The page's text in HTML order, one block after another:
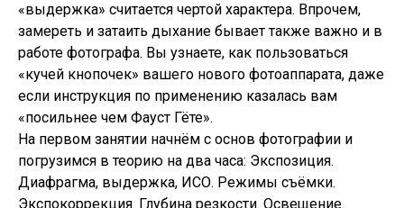
«выдержка» считается чертой характера. Впрочем,
замереть и затаить дыхание бывает также важно и в
работе фотографа. Вы узнаете, как пользоваться
«кучей кнопочек» вашего нового фотоаппарата, даже
если инструкция по применению казалась вам
«посильнее чем Фауст Гёте».
На первом занятии начнём с основ фотографии и
погрузимся в теорию на два часа: Экспозиция.
Диафрагма, выдержка, ИСО. Режимы съёмки.
Экспокоррекция. Глубина резкости. Освещение.